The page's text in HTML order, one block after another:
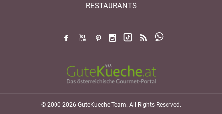
RESTAURANTS
© 2000-2026 GuteKueche-Team. All Rights Reserved.